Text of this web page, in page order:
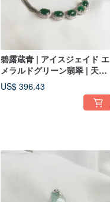
碧露蔵青 | アイスジェイド エ
メラルドグリーン翡翠 | 天然
A 貨翡翠ブレスレット
US$ 396.43